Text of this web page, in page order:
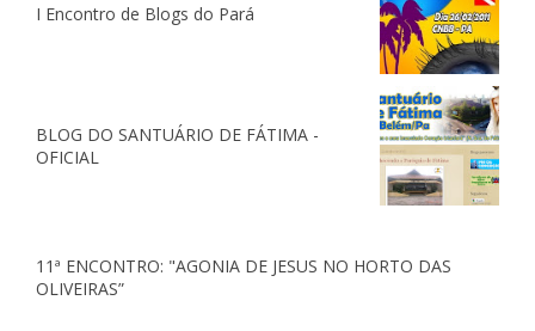
I Encontro de Blogs do Pará
BLOG DO SANTUÁRIO DE FÁTIMA -
OFICIAL
11ª ENCONTRO: "AGONIA DE JESUS NO HORTO DAS
OLIVEIRAS”